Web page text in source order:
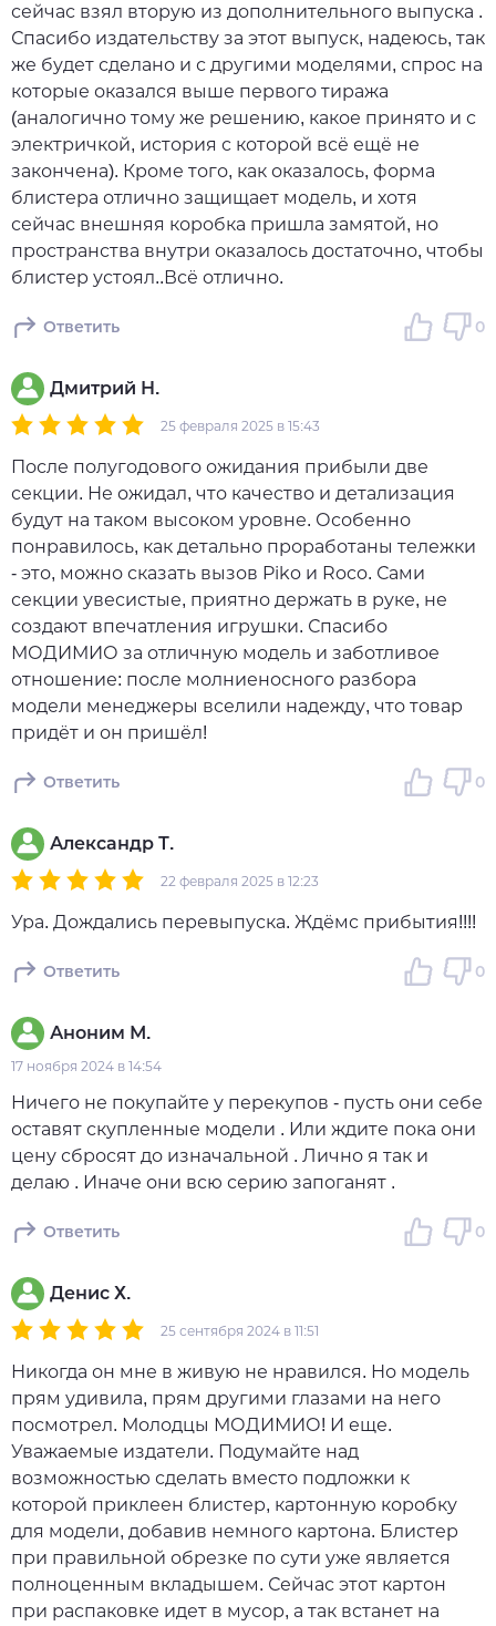
сейчас взял вторую из дополнительного выпуска .
Спасибо издательству за этот выпуск, надеюсь, так
же будет сделано и с другими моделями, спрос на
которые оказался выше первого тиража
(аналогично тому же решению, какое принято и с
электричкой, история с которой всё ещё не
закончена). Кроме того, как оказалось, форма
блистера отлично защищает модель, и хотя
сейчас внешняя коробка пришла замятой, но
пространства внутри оказалось достаточно, чтобы
блистер устоял..Всё отлично.
Ответить 0
Дмитрий Н.
25 февраля 2025 в 15:43
После полугодового ожидания прибыли две
секции. Не ожидал, что качество и детализация
будут на таком высоком уровне. Особенно
понравилось, как детально проработаны тележки
- это, можно сказать вызов Piko и Roco. Сами
секции увесистые, приятно держать в руке, не
создают впечатления игрушки. Спасибо
МОДИМИО за отличную модель и заботливое
отношение: после молниеносного разбора
модели менеджеры вселили надежду, что товар
придёт и он пришёл!
Ответить 0
Александр Т.
22 февраля 2025 в 12:23
Ура. Дождались перевыпуска. Ждёмс прибытия!!!!
Ответить 0
Аноним М.
17 ноября 2024 в 14:54
Ничего не покупайте у перекупов - пусть они себе
оставят скупленные модели . Или ждите пока они
цену сбросят до изначальной . Лично я так и
делаю . Иначе они всю серию запоганят .
Ответить 0
Денис Х.
25 сентября 2024 в 11:51
Никогда он мне в живую не нравился. Но модель
прям удивила, прям другими глазами на него
посмотрел. Молодцы МОДИМИО! И еще.
Уважаемые издатели. Подумайте над
возможностью сделать вместо подложки к
которой приклеен блистер, картонную коробку
для модели, добавив немного картона. Блистер
при правильной обрезке по сути уже является
полноценным вкладышем. Сейчас этот картон
при распаковке идет в мусор, а так встанет на